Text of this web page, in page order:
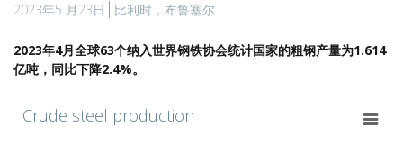
2023年5 月23日 比利时，布鲁塞尔
2023年4月全球63个纳入世界钢铁协会统计国家的粗钢产量为1.614
亿吨，同比下降2.4%。
Crude steel production
Crude steel production